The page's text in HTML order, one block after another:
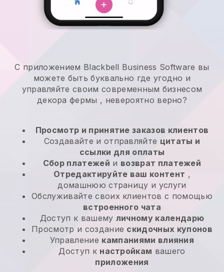
С приложением Blackbell Business Software вы
можете быть буквально где угодно и
управляйте своим современным бизнесом
декора фермы , невероятно верно?
Просмотр и принятие заказов клиентов
Создавайте и отправляйте цитаты и
ссылки для оплаты
Сбор платежей и возврат платежей
Отредактируйте ваш контент ,
домашнюю страницу и услуги
Обслуживайте своих клиентов с помощью
встроенного чата
Доступ к вашему личному календарю
Просмотр и создание скидочных купонов
Управление кампаниями влияния
Доступ к настройкам вашего
приложения